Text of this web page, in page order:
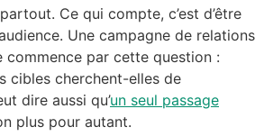
Ce qui compte, c’est d’être
Une campagne de relations
commence par cette question :
cibles cherchent-elles de
dire aussi qu’un seul passage
plus pour autant.